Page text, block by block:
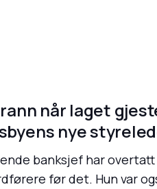
når laget
nye
banksjef har
før det. Hun var